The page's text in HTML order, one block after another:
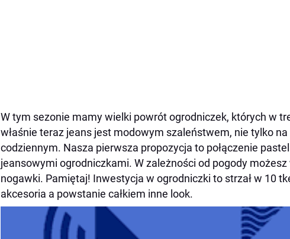
W tym sezonie mamy wielki powrót ogrodniczek, których w
właśnie teraz jeans jest modowym szaleństwem, nie tylko
codziennym. Nasza pierwsza propozycja to połączenie
jeansowymi ogrodniczkami. W zależności od pogody możesz
nogawki. Pamiętaj! Inwestycja w ogrodniczki to strzałw 10 tk
akcesoria a powstanie całkiem inne look.